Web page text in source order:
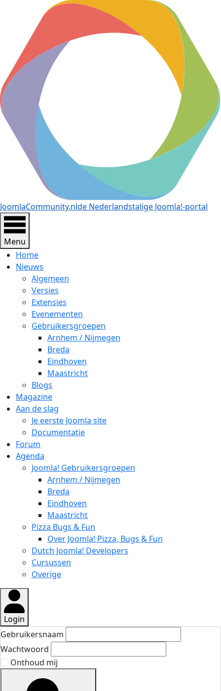
JoomlaCommunity.nlde Nederlandstalige Joomla!-portal
Menu
Home
Nieuws
Algemeen
Versies
Extensies
Evenementen
Gebruikersgroepen
Arnhem / Nijmegen
Breda
Eindhoven
Maastricht
Blogs
Magazine
Aan de slag
Je eerste Joomla site
Documentatie
Forum
Agenda
Joomla! Gebruikersgroepen
Arnhem / Nijmegen
Breda
Eindhoven
Maastricht
Pizza Bugs & Fun
Over Joomla! Pizza, Bugs & Fun
Dutch Joomla! Developers
Cursussen
Overige
Login
Gebruikersnaam
Wachtwoord
Onthoud mij